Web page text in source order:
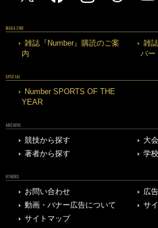
MAGAZINE
雑誌『Number』購読のご案
内
雑
バー
SPECIAL
Number SPORTS OF THE
YEAR
ARCHIVE
競技から探す
大
著者から探す
学
OTHERS
お問い合わせ
広
動画・バナー広告について
サ
サイトマップ